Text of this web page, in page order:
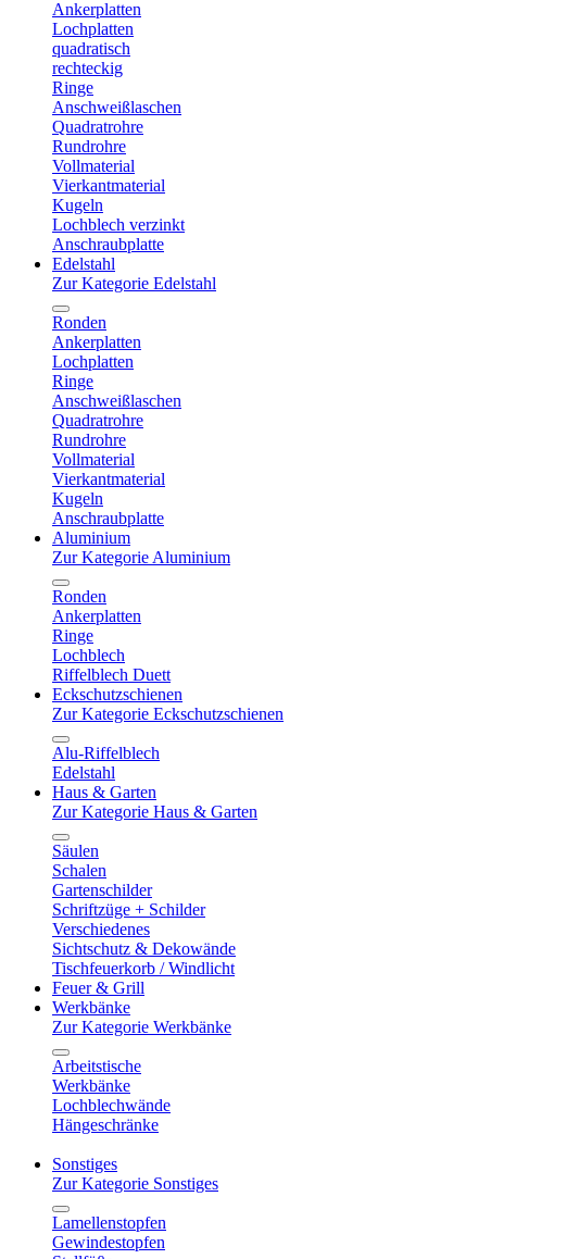
Ankerplatten
Lochplatten
quadratisch
rechteckig
Ringe
Anschweißlaschen
Quadratrohre
Rundrohre
Vollmaterial
Vierkantmaterial
Kugeln
Lochblech verzinkt
Anschraubplatte
Edelstahl
Zur Kategorie Edelstahl
Ronden
Ankerplatten
Lochplatten
Ringe
Anschweißlaschen
Quadratrohre
Rundrohre
Vollmaterial
Vierkantmaterial
Kugeln
Anschraubplatte
Aluminium
Zur Kategorie Aluminium
Ronden
Ankerplatten
Ringe
Lochblech
Riffelblech Duett
Eckschutzschienen
Zur Kategorie Eckschutzschienen
Alu-Riffelblech
Edelstahl
Haus & Garten
Zur Kategorie Haus & Garten
Säulen
Schalen
Gartenschilder
Schriftzüge + Schilder
Verschiedenes
Sichtschutz & Dekowände
Tischfeuerkorb / Windlicht
Feuer & Grill
Werkbänke
Zur Kategorie Werkbänke
Arbeitstische
Werkbänke
Lochblechwände
Hängeschränke
Sonstiges
Zur Kategorie Sonstiges
Lamellenstopfen
Gewindestopfen